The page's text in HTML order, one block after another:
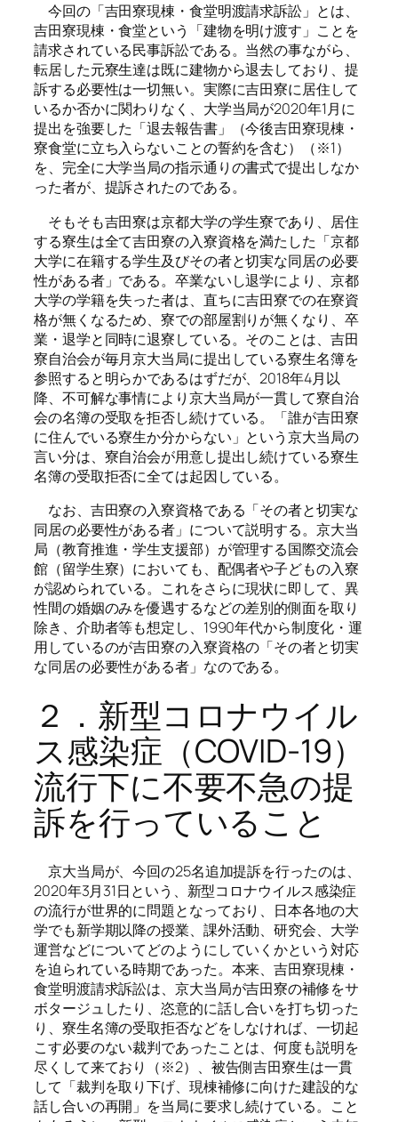
今回の「吉田寮現棟・食堂明渡請求訴訟」とは、
吉田寮現棟・食堂という「建物を明け渡す」ことを
請求されている民事訴訟である。当然の事ながら、
転居した元寮生達は既に建物から退去しており、提
訴する必要性は一切無い。実際に吉田寮に居住して
いるか否かに関わりなく、大学当局が2020年1月に
提出を強要した「退去報告書」（今後吉田寮現棟・
寮食堂に立ち入らないことの誓約を含む）（※1）
を、完全に大学当局の指示通りの書式で提出しなか
った者が、提訴されたのである。
そもそも吉田寮は京都大学の学生寮であり、居住
する寮生は全て吉田寮の入寮資格を満たした「京都
大学に在籍する学生及びその者と切実な同居の必要
性がある者」である。卒業ないし退学により、京都
大学の学籍を失った者は、直ちに吉田寮での在寮資
格が無くなるため、寮での部屋割りが無くなり、卒
業・退学と同時に退寮している。そのことは、吉田
寮自治会が毎月京大当局に提出している寮生名簿を
参照すると明らかであるはずだが、2018年4月以
降、不可解な事情により京大当局が一貫して寮自治
会の名簿の受取を拒否し続けている。「誰が吉田寮
に住んでいる寮生か分からない」という京大当局の
言い分は、寮自治会が用意し提出し続けている寮生
名簿の受取拒否に全ては起因している。
なお、吉田寮の入寮資格である「その者と切実な
同居の必要性がある者」について説明する。京大当
局（教育推進・学生支援部）が管理する国際交流会
館（留学生寮）においても、配偶者や子どもの入寮
が認められている。これをさらに現状に即して、異
性間の婚姻のみを優遇するなどの差別的側面を取り
除き、介助者等も想定し、1990年代から制度化・運
用しているのが吉田寮の入寮資格の「その者と切実
な同居の必要性がある者」なのである。
２．新型コロナウイル
ス感染症（COVID-19）
流行下に不要不急の提
訴を行っていること
京大当局が、今回の25名追加提訴を行ったのは、
2020年3月31日という、新型コロナウイルス感染症
の流行が世界的に問題となっており、日本各地の大
学でも新学期以降の授業、課外活動、研究会、大学
運営などについてどのようにしていくかという対応
を迫られている時期であった。本来、吉田寮現棟・
食堂明渡請求訴訟は、京大当局が吉田寮の補修をサ
ボタージュしたり、恣意的に話し合いを打ち切った
り、寮生名簿の受取拒否などをしなければ、一切起
こす必要のない裁判であったことは、何度も説明を
尽くして来ており（※2）、被告側吉田寮生は一貫
して「裁判を取り下げ、現棟補修に向けた建設的な
話し合いの再開」を当局に要求し続けている。こと